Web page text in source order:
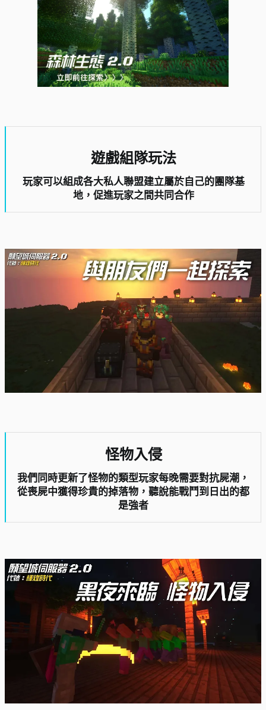
遊戲組隊玩法​
玩家可以組成各大私人聯盟建立屬於自己的團隊基
地，促進玩家之間共同合作​
怪物入侵​
我們同時更新了怪物的類型玩家每晚需要對抗屍潮，
從喪屍中獲得珍貴的掉落物，聽說能戰鬥到日出的都
是強者​